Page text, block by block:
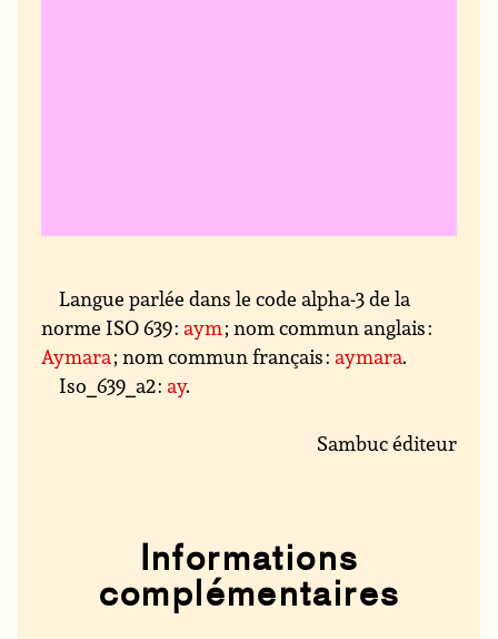
Langue parlée dans le code alpha-3 de la
norme ISO 639 :aym; nom commun anglais :
Aymara; nom commun français :aymara.
Iso_639_a2 :ay.
Sambuc éditeur
Informations
complémentaires